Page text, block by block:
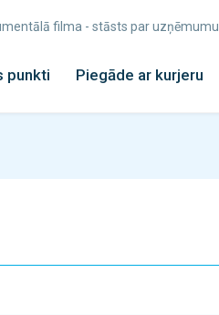
filma - stāsts par uzņēmumu
punkti Piegāde ar kurjeru